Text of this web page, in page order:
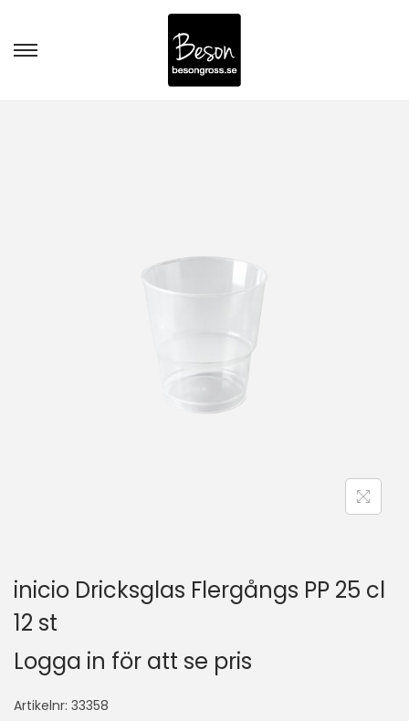
inicio Dricksglas Flergångs PP 25 cl
12 st
Logga in för att se pris
Artikelnr: 33358